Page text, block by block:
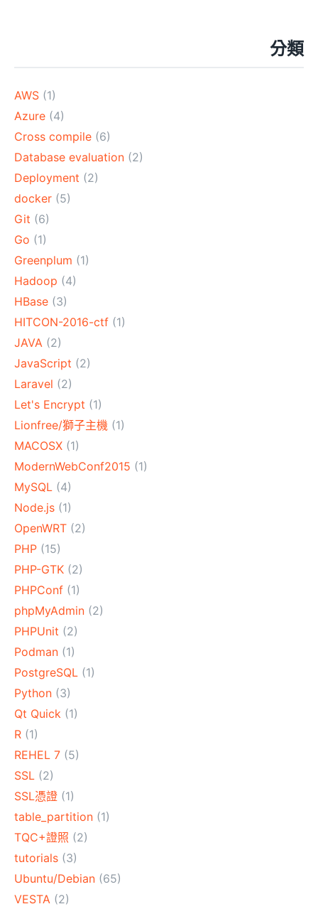
分類
AWS (1)
Azure (4)
Cross compile (6)
Database evaluation (2)
Deployment (2)
docker (5)
Git (6)
Go (1)
Greenplum (1)
Hadoop (4)
HBase (3)
HITCON-2016-ctf (1)
JAVA (2)
JavaScript (2)
Laravel (2)
Let's Encrypt (1)
Lionfree/獅子主機 (1)
MACOSX (1)
ModernWebConf2015 (1)
MySQL (4)
Node.js (1)
OpenWRT (2)
PHP (15)
PHP-GTK (2)
PHPConf (1)
phpMyAdmin (2)
PHPUnit (2)
Podman (1)
PostgreSQL (1)
Python (3)
Qt Quick (1)
R (1)
REHEL 7 (5)
SSL (2)
SSL憑證 (1)
table_partition (1)
TQC+證照 (2)
tutorials (3)
Ubuntu/Debian (65)
VESTA (2)